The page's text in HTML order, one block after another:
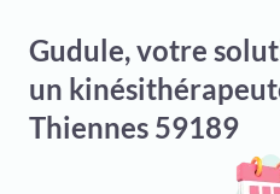
Gudule, votre
un
Thiennes 59189